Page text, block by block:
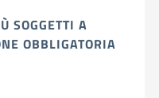
SOGGETTI A
OBBLIGATORIA